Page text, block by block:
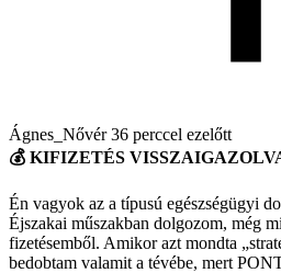
Ágnes_Nővér36 perccel ezelőtt
💰 KIFIZETÉS
Én vagyok az a típusú egészségügyi
Éjszakai műszakban dolgozom, még
fizetésemből. Amikor azt mondta
bedobtam valamit a tévébe, mert